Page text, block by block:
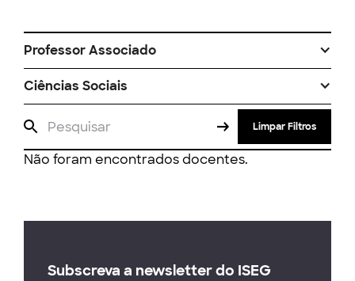
Professor Associado
Ciências Sociais
Limpar Filtros
Não foram encontrados docentes.
Subscreva a newsletter do ISEG